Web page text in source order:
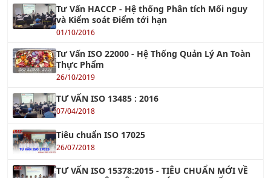
Tư Vấn HACCP - Hệ thống Phân tích Mối nguy
và Kiểm soát Điểm tới hạn
01/10/2016
Tư Vấn ISO 22000 - Hệ Thống Quản Lý An Toàn
Thực Phẩm
26/10/2019
TƯ VẤN ISO 13485 : 2016
07/04/2018
Tiêu chuẩn ISO 17025
26/07/2018
TƯ VẤN ISO 15378:2015 - TIÊU CHUẨN MỚI VỀ